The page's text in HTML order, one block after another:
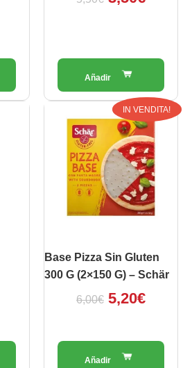
IN VENDITA!
Base Pizza Sin Gluten
300 G (2×150 G) – Schär
6,00€
Il
prezzo
originale
era:
6,00€.
5,20€
Il
prezzo
attuale
è:
5,20€.